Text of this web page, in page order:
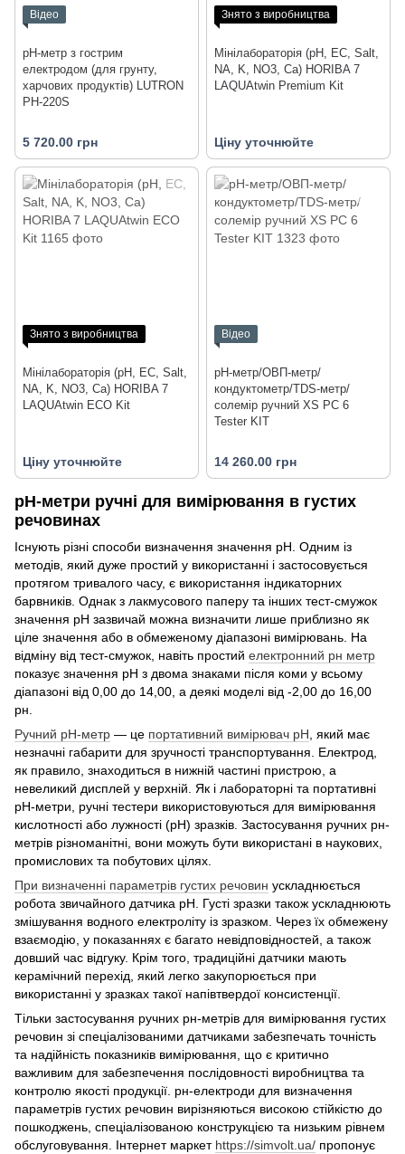
Відео
pH-метр з гострим
електродом (для грунту,
харчових продуктів) LUTRON
PH-220S
5 720.00 грн
Знято з виробництва
Мінілабораторія (pH, EC, Salt,
NA, K, NO3, Ca) HORIBA 7
LAQUAtwin Premium Kit
Ціну уточнюйте
Знято з виробництва
Мінілабораторія (pH, EC, Salt,
NA, K, NO3, Ca) HORIBA 7
LAQUAtwin ECO Kit
Ціну уточнюйте
Відео
pH-метр/ОВП-метр/
кондуктометр/TDS-метр/
солемір ручний XS PC 6
Tester KIT
14 260.00 грн
pH-метри ручні для вимірювання в густих
речовинах
Існують різні способи визначення значення рН. Одним із
методів, який дуже простий у використанні і застосовується
протягом тривалого часу, є використання індикаторних
барвників. Однак з лакмусового паперу та інших тест-смужок
значення рН зазвичай можна визначити лише приблизно як
ціле значення або в обмеженому діапазоні вимірювань. На
відміну від тест-смужок, навіть простий електронний рн метр
показує значення рН з двома знаками після коми у всьому
діапазоні від 0,00 до 14,00, а деякі моделі від -2,00 до 16,00
рн.
Ручний рН-метр — це портативний вимірювач рН , який має
незначні габарити для зручності транспортування. Електрод,
як правило, знаходиться в нижній частині пристрою, а
невеликий дисплей у верхній. Як і лабораторні та портативні
рН-метри, ручні тестери використовуються для вимірювання
кислотності або лужності (рН) зразків. Застосування ручних рн-
метрів різноманітні, вони можуть бути використані в наукових,
промислових та побутових цілях.
При визначенні параметрів густих речовин ускладнюється
робота звичайного датчика рН. Густі зразки також ускладнюють
змішування водного електроліту із зразком. Через їх обмежену
взаємодію, у показаннях є багато невідповідностей, а також
довший час відгуку. Крім того, традиційні датчики мають
керамічний перехід, який легко закупорюється при
використанні у зразках такої напівтвердої консистенції.
Тільки застосування ручних рн-метрів для вимірювання густих
речовин зі спеціалізованими датчиками забезпечать точність
та надійність показників вимірювання, що є критично
важливим для забезпечення послідовності виробництва та
контролю якості продукції. рн-електроди для визначення
параметрів густих речовин вирізняються високою стійкістю до
пошкоджень, спеціалізованою конструкцією та низьким рівнем
обслуговування. Інтернет маркет https://simvolt.ua/ пропонує